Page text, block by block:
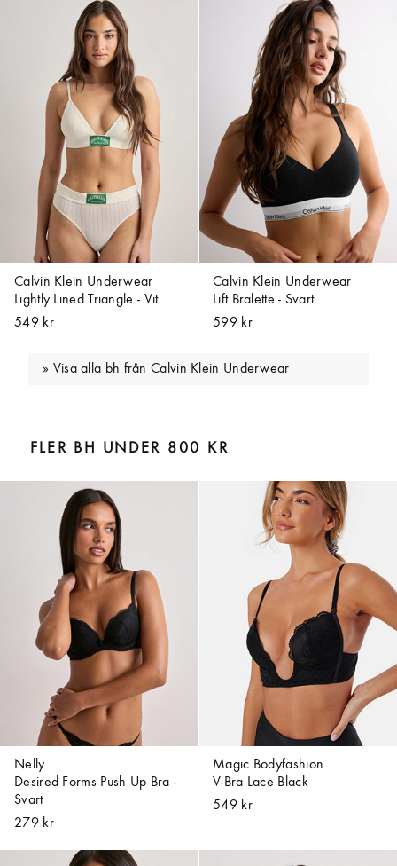
Calvin Klein Underwear
Lightly Lined Triangle - Vit
549 kr
Calvin Klein Underwear
Lift Bralette - Svart
599 kr
Visa alla bh från Calvin Klein Underwear
FLER BH UNDER 800 KR
Nelly
Desired Forms Push Up Bra -
Svart
279 kr
Magic Bodyfashion
V-Bra Lace Black
549 kr